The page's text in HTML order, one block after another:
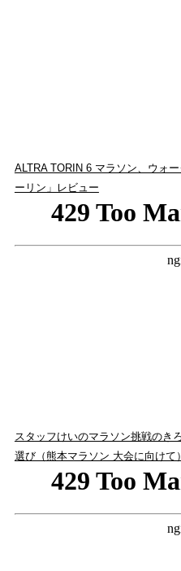
ALTRA TORIN 6 マラソン、ウォ
ーリン」レビュー
スタッフけいのマラソン挑戦の
選び（熊本マラソン 大会に向けて）